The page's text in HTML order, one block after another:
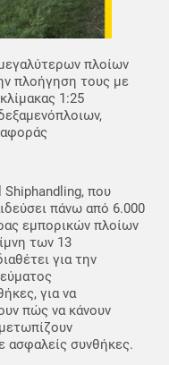
πλοίων
πλοήγηση τους με
1:25
Shiphandling, που
πάνω από 6.000
εμπορικών πλοίων
των 13
για την
για να
πώς να κάνουν
ασφαλείς συνθήκες.